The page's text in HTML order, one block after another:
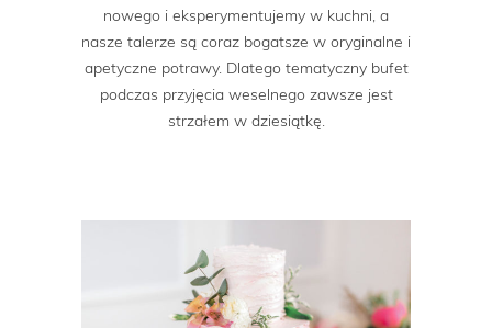
nowego i eksperymentujemy w kuchni, a
nasze talerze są coraz bogatsze w oryginalne i
apetyczne potrawy. Dlatego tematyczny bufet
podczas przyjęcia weselnego zawsze jest
strzałem w dziesiątkę.